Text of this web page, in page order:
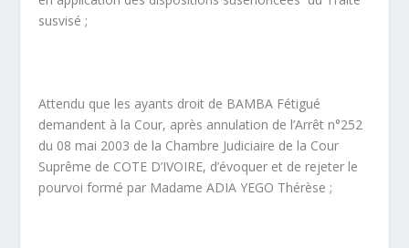
susvisé ;
Attendu que les ayants droit de BAMBA Fétigué
demandent à la Cour, après annulation de l’Arrêt n°252
du 08 mai 2003 de la Chambre Judiciaire de la Cour
Suprême de COTE D’IVOIRE, d’évoquer et de rejeter le
pourvoi formé par Madame ADIA YEGO Thérèse ;